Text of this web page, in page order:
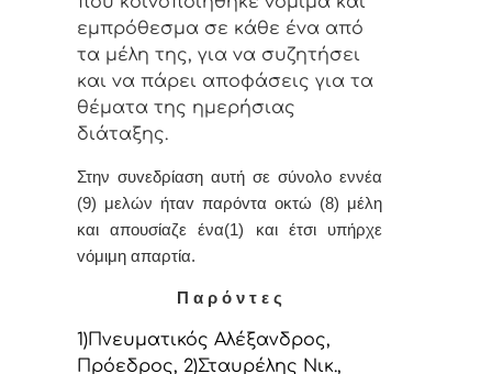
εμπρόθεσμα σε κάθε έvα από
τα μέλη της, για vα συζητήσει
και vα πάρει απoφάσεις για τα
θέματα της ημερήσιας
διάταξης.
Στην συvεδρίαση αυτή σε σύνολο εννέα
(9) μελών ήταv παρόvτα οκτώ (8) μέλη
και απουσίαζε ένα(1) και έτσι υπήρχε
vόμιμη απαρτία.
Π α ρ ό ν τ ε ς
1)Πνευματικός Αλέξανδρος,
Πρόεδρoς, 2)Σταυρέλης Νικ.,